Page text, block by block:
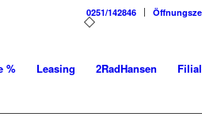
0251/142846
% Leasing 2RadHansen